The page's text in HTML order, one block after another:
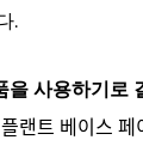
.
을 사용하기로
베이스